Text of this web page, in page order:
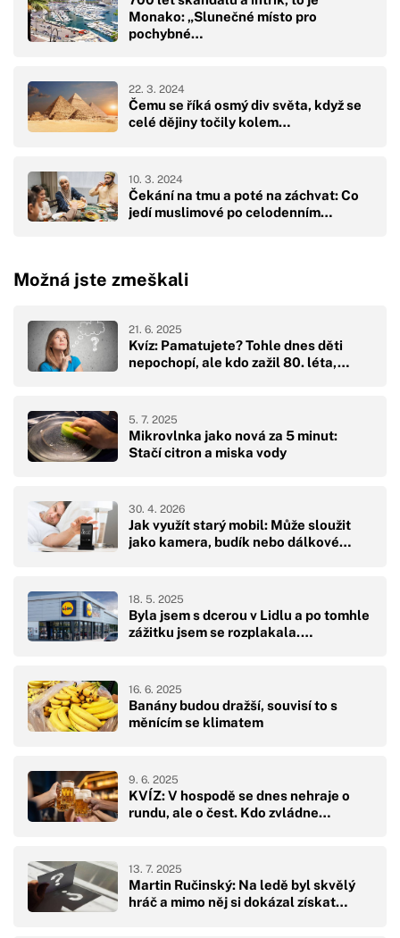
Monako: „Slunečné místo pro
pochybné…
Čemu se říká osmý div světa, když se
celé dějiny točily kolem…
22. 3. 2024
Čekání na tmu a poté na záchvat: Co
jedí muslimové po celodenním…
10. 3. 2024
Možná jste zmeškali
Kvíz: Pamatujete? Tohle dnes děti
nepochopí, ale kdo zažil 80. léta,…
21. 6. 2025
Mikrovlnka jako nová za 5 minut:
Stačí citron a miska vody
5. 7. 2025
Jak využít starý mobil: Může sloužit
jako kamera, budík nebo dálkové…
30. 4. 2026
Byla jsem s dcerou v Lidlu a po tomhle
zážitku jsem se rozplakala.…
18. 5. 2025
Banány budou dražší, souvisí to s
měnícím se klimatem
16. 6. 2025
KVÍZ: V hospodě se dnes nehraje o
rundu, ale o čest. Kdo zvládne…
9. 6. 2025
Martin Ručinský: Na ledě byl skvělý
hráč a mimo něj si dokázal získat…
13. 7. 2025